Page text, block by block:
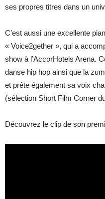
ses propres titres dans un
C’est aussi une excellente
« Voice2gether », qui a
show à l’AccorHotels Arena.
danse hip hop ainsi que la
et prête également sa voix
(sélection Short Film Corner
Découvrez le clip de son